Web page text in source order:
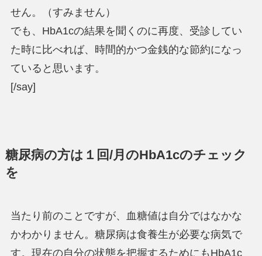
せん。（すみません）
でも、HbA1cの結果を聞くのに再度、受診してい
た時に比べれば、時間的かつ金銭的な節約になっ
ていると思います。
[/say]
糖尿病の方は１回/月のHbA1cのチェック
を
当たり前のことですが、血糖値は自分ではなかな
かわかりません。糖尿病は食養生が必要な病気で
す。現在の自分の状態を把握するためにもHbA1c